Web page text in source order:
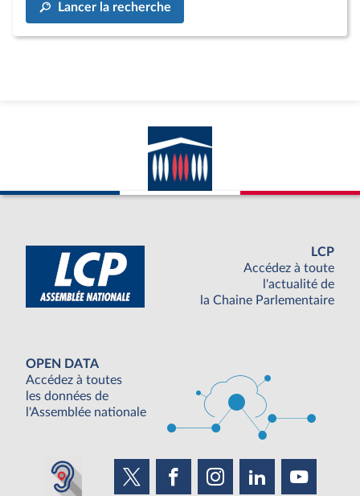
Lancer la recherche
LCP
Accédez à toute
l'actualité de
la Chaine Parlementaire
OPEN DATA
Accédez à toutes
les données de
l'Assemblée nationale